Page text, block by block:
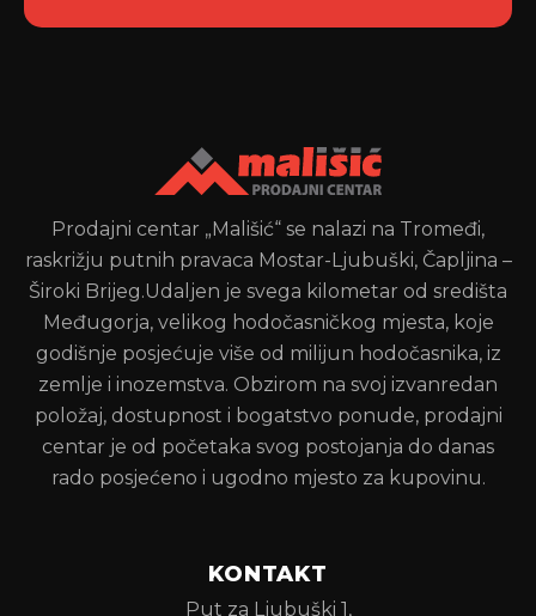
Prodajni centar „Mališić“ se nalazi na Tromeđi,
raskrižju putnih pravaca Mostar-Ljubuški, Čapljina –
Široki Brijeg.Udaljen je svega kilometar od središta
Međugorja, velikog hodočasničkog mjesta, koje
godišnje posjećuje više od milijun hodočasnika, iz
zemlje i inozemstva. Obzirom na svoj izvanredan
položaj, dostupnost i bogatstvo ponude, prodajni
centar je od početaka svog postojanja do danas
rado posjećeno i ugodno mjesto za kupovinu.
KONTAKT
Put za Ljubuški 1,